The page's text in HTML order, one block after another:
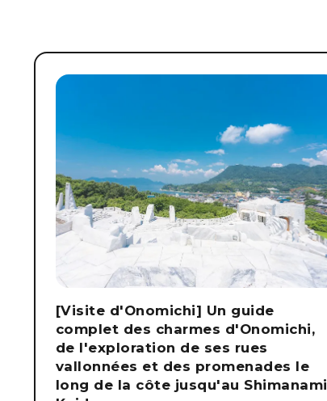
[Visite d'Onomichi] Un guide
complet des charmes d'Onomichi,
de l'exploration de ses rues
vallonnées et des promenades le
long de la côte jusqu'au Shimanami